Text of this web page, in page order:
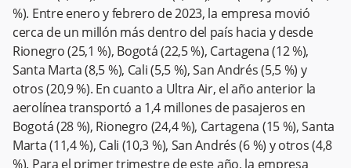
%). Entre enero y febrero de 2023, la empresa movió
cerca de un millón más dentro del país hacia y desde
Rionegro (25,1 %), Bogotá (22,5 %), Cartagena (12 %),
Santa Marta (8,5 %), Cali (5,5 %), San Andrés (5,5 %) y
otros (20,9 %). En cuanto a Ultra Air, el año anterior la
aerolínea transportó a 1,4 millones de pasajeros en
Bogotá (28 %), Rionegro (24,4 %), Cartagena (15 %), Santa
Marta (11,4 %), Cali (10,3 %), San Andrés (6 %) y otros (4,8
%). Para el primer trimestre de este año, la empresa